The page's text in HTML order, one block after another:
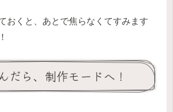
おくと、あとで焦らなくてすみます
だら、制作モードへ！